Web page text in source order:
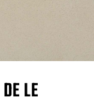
LE